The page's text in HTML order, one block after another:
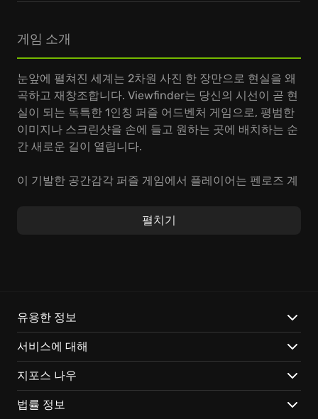
게임 소개
눈앞에 펼쳐진 세계는 2차원 사진 한 장만으로 현실을 왜
곡하고 재창조합니다. Viewfinder는 당신의 시선이 곧 현
실이 되는 독특한 1인칭 퍼즐 어드벤처 게임으로, 평범한
이미지나 스크린샷을 손에 들고 원하는 곳에 배치하는 순
간 새로운 길이 열립니다.
이 기발한 공간감각 퍼즐 게임에서 플레이어는 펜로즈 계
쳐나가야 합니다. 과거의 기억을 되찾고 메타버스 같은
즘 체험
복잡하게 얽힌 차원과 환경을 탐험하며 숨겨진 비밀들을
해독
클라우드 게이밍으로 언제 어디서든 멈춤 없이 바로 이
독창적인 세계 접속
펼치기
유용한 정보
서비스에 대해
지포스 나우
법률 정보